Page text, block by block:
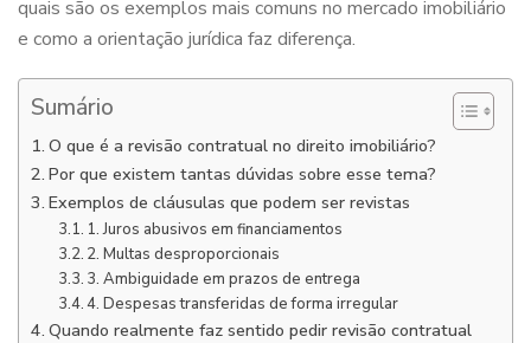
quais são os exemplos mais comuns no mercado imobiliário
e como a orientação jurídica faz diferença.
Sumário
O que é a revisão contratual no direito imobiliário?
Por que existem tantas dúvidas sobre esse tema?
Exemplos de cláusulas que podem ser revistas
1. Juros abusivos em financiamentos
2. Multas desproporcionais
3. Ambiguidade em prazos de entrega
4. Despesas transferidas de forma irregular
Quando realmente faz sentido pedir revisão contratual